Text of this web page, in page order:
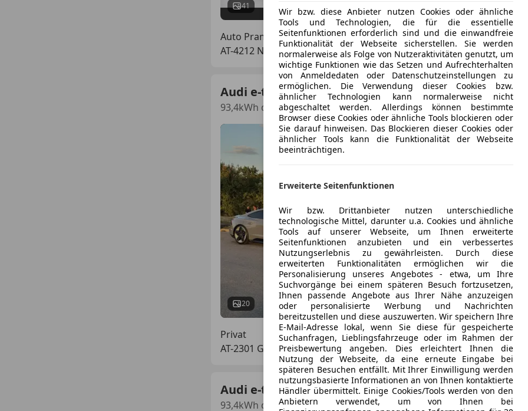
41 01/2022 72 000 km
Auto Prammer GmbH
AT-4212 Neumarkt
Audi e-tron GT
93,4kWh quattro
20
€ 52 900
04/2022 53 700 km
Privat
AT-2301 Groß-Enzersdorf
Audi e-tron GT
93,4kWh quattro
Wir bzw. diese Anbieter nutzen Cookies oder ähnliche
Tools und Technologien, die für die essentielle
Seitenfunktionen erforderlich sind und die einwandfreie
Funktionalität der Webseite sicherstellen. Sie werden
normalerweise als Folge von Nutzeraktivitäten genutzt, um
wichtige Funktionen wie das Setzen und Aufrechterhalten
von Anmeldedaten oder Datenschutzeinstellungen zu
ermöglichen. Die Verwendung dieser Cookies bzw.
ähnlicher Technologien kann normalerweise nicht
abgeschaltet werden. Allerdings können bestimmte
Browser diese Cookies oder ähnliche Tools blockieren oder
Sie darauf hinweisen. Das Blockieren dieser Cookies oder
ähnlicher Tools kann die Funktionalität der Webseite
beeinträchtigen.
Erweiterte Seitenfunktionen
Wir bzw. Drittanbieter nutzen unterschiedliche
technologische Mittel, darunter u.a. Cookies und ähnliche
Tools auf unserer Webseite, um Ihnen erweiterte
Seitenfunktionen anzubieten und ein verbessertes
Nutzungserlebnis zu gewährleisten. Durch diese
erweiterten Funktionalitäten ermöglichen wir die
Personalisierung unseres Angebotes - etwa, um Ihre
Suchvorgänge bei einem späteren Besuch fortzusetzen,
Ihnen passende Angebote aus Ihrer Nähe anzuzeigen
oder personalisierte Werbung und Nachrichten
bereitzustellen und diese auszuwerten. Wir speichern Ihre
E-Mail-Adresse lokal, wenn Sie diese für gespeicherte
Suchanfragen, Lieblingsfahrzeuge oder im Rahmen der
Preisbewertung angeben. Dies erleichtert Ihnen die
Nutzung der Webseite, da eine erneute Eingabe bei
späteren Besuchen entfällt. Mit Ihrer Einwilligung werden
nutzungsbasierte Informationen an von Ihnen kontaktierte
Händler übermittelt. Einige Cookies/Tools werden von den
Anbietern verwendet, um von Ihnen bei